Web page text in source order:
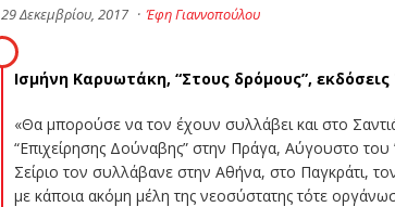
29 Δεκεμβρίου, 2017 · Έφη Γιαννοπούλου
Iσμήνη Καρυωτάκη, “Στους δρόμους”, εκδόσεις
«Θα μπορούσε να τον έχουν συλλάβει και στο
“Επιχείρησης Δούναβης” στην Πράγα, Αύγουστο
Σείριο τον συλλάβανε στην Αθήνα, στο Παγκράτι,
με κάποια ακόμη μέλη της νεοσύστατης τότε